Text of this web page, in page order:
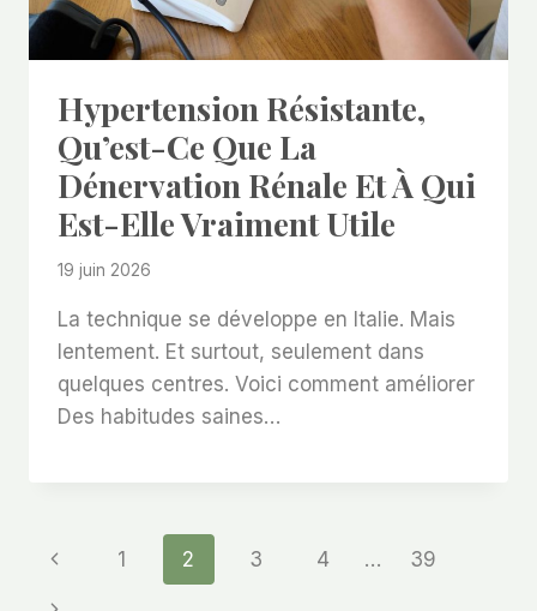
Hypertension Résistante,
Qu’est-Ce Que La
Dénervation Rénale Et À Qui
Est-Elle Vraiment Utile
19 juin 2026
La technique se développe en Italie. Mais
lentement. Et surtout, seulement dans
quelques centres. Voici comment améliorer
Des habitudes saines…
Page
Previous
Page
1 2 3 4 … 39